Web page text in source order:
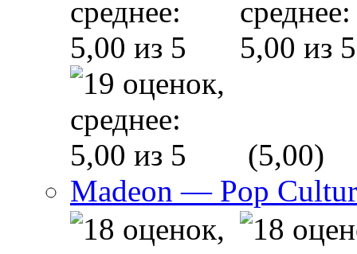
(5,00)
Madeon — Pop